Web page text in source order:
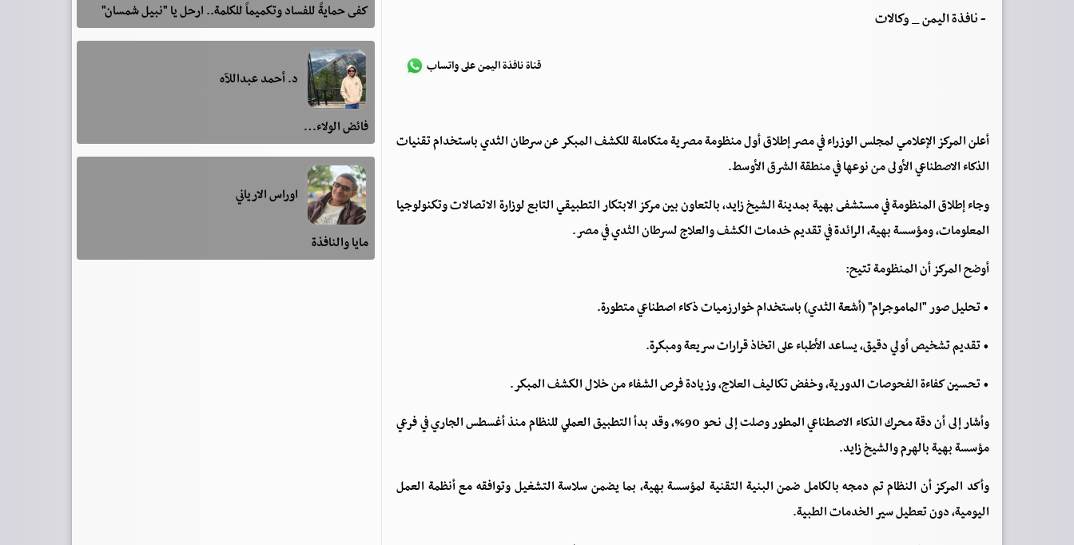
-نافذة اليمن _ وكالات
قناة نافذة اليمن على واتساب
أعلن المركز الإعلامي لمجلس الوزراء في مصر إطلاق أول منظومة مصرية متكاملة للكشف المبكر عن سرطان الثدي باستخدام تقنيات
الذكاء الاصطناعي الأولى من نوعها في منطقة الشرق الأوسط.
وجاء إطلاق المنظومة في مستشفى بهية بمدينة الشيخ زايد، بالتعاون بين مركز الابتكار التطبيقي التابع لوزارة الاتصالات وتكنولوجيا
المعلومات، ومؤسسة بهية، الرائدة في تقديم خدمات الكشف والعلاج لسرطان الثدي في مصر.
أوضح المركز أن المنظومة تتيح:
• تحليل صور "الماموجرام" (أشعة الثدي) باستخدام خوارزميات ذكاء اصطناعي متطورة.
• تقديم تشخيص أولي دقيق، يساعد الأطباء على اتخاذ قرارات سريعة ومبكرة.
• تحسين كفاءة الفحوصات الدورية، وخفض تكاليف العلاج، وزيادة فرص الشفاء من خلال الكشف المبكر.
وأشار إلى أن دقة محرك الذكاء الاصطناعي المطور وصلت إلى نحو 90%، وقد بدأ التطبيق العملي للنظام منذ أغسطس الجاري في فرعي
مؤسسة بهية بالهرم والشيخ زايد.
وأكد المركز أن النظام تم دمجه بالكامل ضمن البنية التقنية لمؤسسة بهية، بما يضمن سلاسة التشغيل وتوافقه مع أنظمة العمل
اليومية، دون تعطيل سير الخدمات الطبية.
كفى حمايةً للفساد وتكميماً للكلمة.. ارحل يا "نبيل شمسان"
د. أحمد عبداللآه
فائض الولاء…
اوراس الارياني
مايا والنافذة